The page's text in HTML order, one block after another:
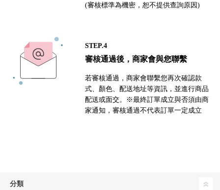
(審核標準為機密，恕不提供查詢原因)
STEP.4
審核通過後，商家會與您聯繫
若審核通過，商家會聯繫您再次確認款
式、顏色、配送地址等資訊，並進行商品
配送或面交。※最終訂單成立與否須由商
家通知，審核通過不代表訂單一定成立
分類